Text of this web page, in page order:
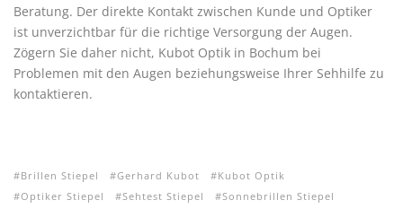
Beratung. Der direkte Kontakt zwischen Kunde und Optiker
ist unverzichtbar für die richtige Versorgung der Augen.
Zögern Sie daher nicht, Kubot Optik in Bochum bei
Problemen mit den Augen beziehungsweise Ihrer Sehhilfe zu
kontaktieren.
Brillen Stiepel Gerhard Kubot
Kubot Optik
Optiker Stiepel
Sehtest Stiepel Sonnebrillen Stiepel